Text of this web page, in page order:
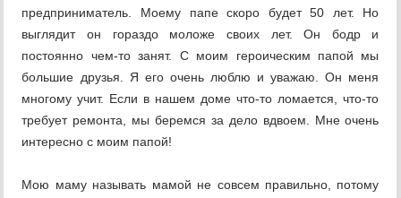
предприниматель. Моему папе скоро будет 50 лет. Но
выглядит он гораздо моложе своих лет. Он бодр и
постоянно чем-то занят. С моим героическим папой мы
большие друзья. Я его очень люблю и уважаю. Он меня
многому учит. Если в нашем доме что-то ломается, что-то
требует ремонта, мы беремся за дело вдвоем. Мне очень
интересно с моим папой!
Мою маму называть мамой не совсем правильно, потому